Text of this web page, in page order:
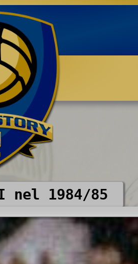
nel 1984/85